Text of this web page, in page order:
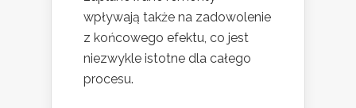
wpływają także na zadowolenie
z końcowego efektu, co jest
niezwykle istotne dla całego
procesu.